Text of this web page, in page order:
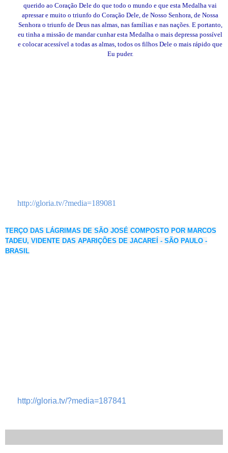
querido ao Coração Dele do que todo o mundo e que esta Medalha vai
apressar e muito o triunfo do Coração Dele, de Nosso Senhora, de Nossa
Senhora o triunfo de Deus nas almas, nas famílias e nas nações. E portanto,
eu tinha a missão de mandar cunhar esta Medalha o mais depressa possível
e colocar acessível a todas as almas, todos os filhos Dele o mais rápido que
Eu puder.
http://gloria.tv/?media=189081
TERÇO DAS LÁGRIMAS DE SÃO JOSÉ COMPOSTO POR MARCOS
TADEU, VIDENTE DAS APARIÇÕES DE JACAREÍ - SÃO PAULO -
BRASIL
http://gloria.tv/?media=187841